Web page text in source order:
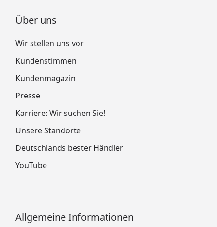
Über uns
Wir stellen uns vor
Kundenstimmen
Kundenmagazin
Presse
Karriere: Wir suchen Sie!
Unsere Standorte
Deutschlands bester Händler
YouTube
Allgemeine Informationen